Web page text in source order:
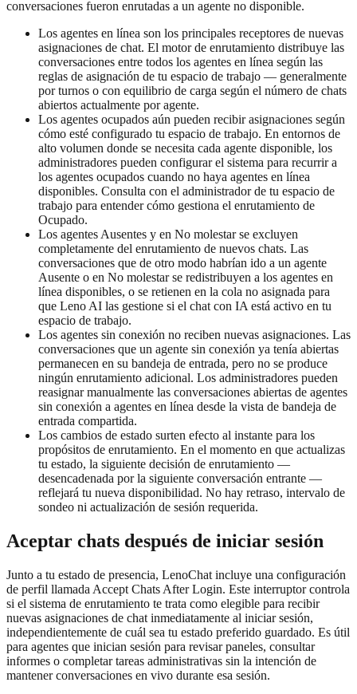
conversaciones fueron enrutadas a un agente no disponible.
Los agentes en línea son los principales receptores de nuevas
asignaciones de chat. El motor de enrutamiento distribuye las
conversaciones entre todos los agentes en línea según las
reglas de asignación de tu espacio de trabajo — generalmente
por turnos o con equilibrio de carga según el número de chats
abiertos actualmente por agente.
Los agentes ocupados aún pueden recibir asignaciones según
cómo esté configurado tu espacio de trabajo. En entornos de
alto volumen donde se necesita cada agente disponible, los
administradores pueden configurar el sistema para recurrir a
los agentes ocupados cuando no haya agentes en línea
disponibles. Consulta con el administrador de tu espacio de
trabajo para entender cómo gestiona el enrutamiento de
Ocupado.
Los agentes Ausentes y en No molestar se excluyen
completamente del enrutamiento de nuevos chats. Las
conversaciones que de otro modo habrían ido a un agente
Ausente o en No molestar se redistribuyen a los agentes en
línea disponibles, o se retienen en la cola no asignada para
que Leno AI las gestione si el chat con IA está activo en tu
espacio de trabajo.
Los agentes sin conexión no reciben nuevas asignaciones. Las
conversaciones que un agente sin conexión ya tenía abiertas
permanecen en su bandeja de entrada, pero no se produce
ningún enrutamiento adicional. Los administradores pueden
reasignar manualmente las conversaciones abiertas de agentes
sin conexión a agentes en línea desde la vista de bandeja de
entrada compartida.
Los cambios de estado surten efecto al instante para los
propósitos de enrutamiento. En el momento en que actualizas
tu estado, la siguiente decisión de enrutamiento —
desencadenada por la siguiente conversación entrante —
reflejará tu nueva disponibilidad. No hay retraso, intervalo de
sondeo ni actualización de sesión requerida.
Aceptar chats después de iniciar sesión
Junto a tu estado de presencia, LenoChat incluye una configuración
de perfil llamada Accept Chats After Login. Este interruptor controla
si el sistema de enrutamiento te trata como elegible para recibir
nuevas asignaciones de chat inmediatamente al iniciar sesión,
independientemente de cuál sea tu estado preferido guardado. Es útil
para agentes que inician sesión para revisar paneles, consultar
informes o completar tareas administrativas sin la intención de
mantener conversaciones en vivo durante esa sesión.